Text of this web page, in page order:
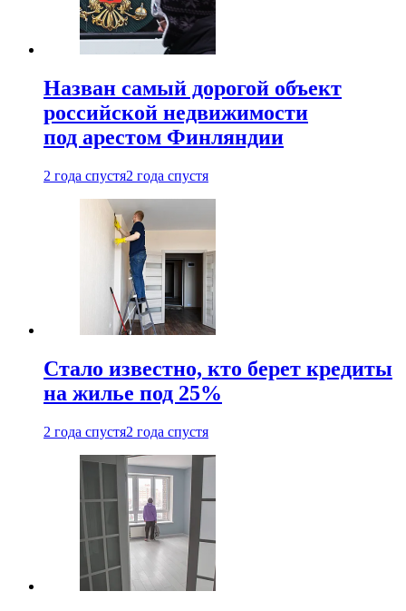
Назван самый дорогой объект
российской недвижимости
под арестом Финляндии
2 года спустя2 года спустя
Стало известно, кто берет кредиты
на жилье под 25%
2 года спустя2 года спустя